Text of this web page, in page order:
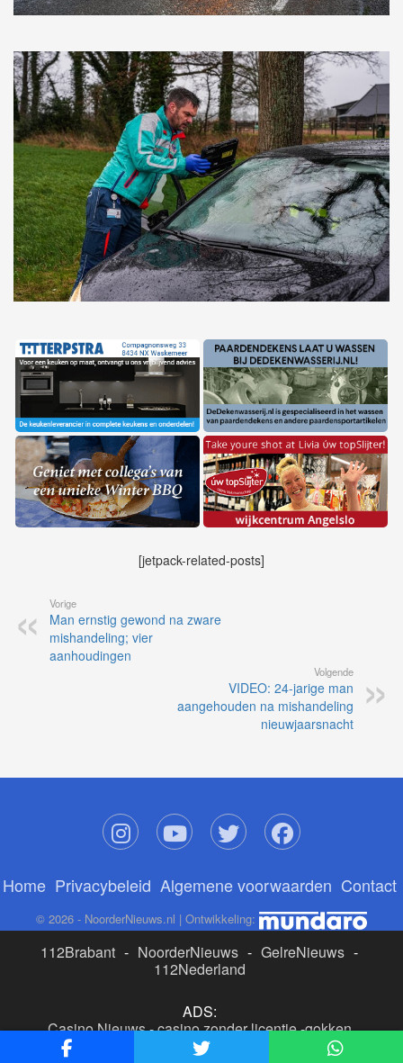
[jetpack-related-posts]
Vorige
Man ernstig gewond na zware
mishandeling; vier
aanhoudingen
Volgende
VIDEO: 24-jarige man
aangehouden na mishandeling
nieuwjaarsnacht
Home Privacybeleid Algemene voorwaarden Contact
© 2026 - NoorderNieuws.nl | Ontwikkeling:
112Brabant - NoorderNieuws - GelreNieuws -
112Nederland
ADS:
Casino Nieuws-casino zonder licentie-gokken
buitenlandse site
beste online casino nederland